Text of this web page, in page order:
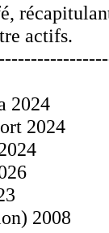
actifs.
2024
2024
2008